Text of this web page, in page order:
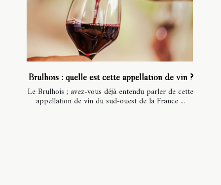
Brulhois : quelle est cette appellation de vin ?
Le Brulhois ; avez-vous déjà entendu parler de cette
appellation de vin du sud-ouest de la France ...